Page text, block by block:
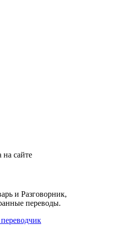
на сайте
и Разговорник,
переводы.